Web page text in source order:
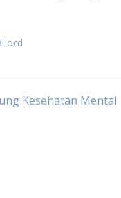
ocd
Kesehatan Mental